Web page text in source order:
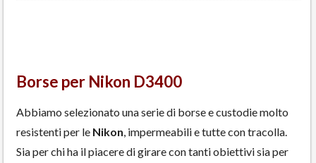
Borse per Nikon D3400
Abbiamo selezionato una serie di borse e custodie molto
resistenti per le Nikon , impermeabili e tutte con tracolla.
Sia per chi ha il piacere di girare con tanti obiettivi sia per